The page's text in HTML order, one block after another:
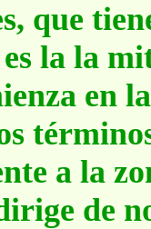
que
la la
en
a la
de